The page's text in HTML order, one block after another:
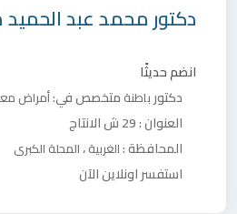
دكتورمحمد عبد
انضم حديثًا
دكتور باطنةمتخصص في:أمراض
العنوان :29 ش الانتاج
المحافظة :الغربية،المحلة الكبرى
استفسر اونلاين الآن